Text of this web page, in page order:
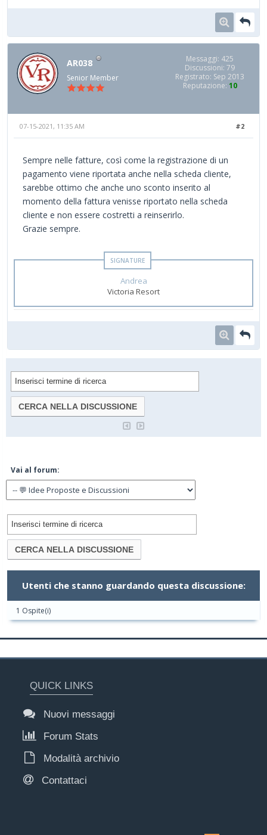
AR038
Senior Member
Messaggi: 425
Discussioni: 79
Registrato: Sep 2013
Reputazione: 10
#2
07-15-2021, 11:35 AM
Sempre nelle fatture, così come la registrazione di un
pagamento viene riportata anche nella scheda cliente,
sarebbe ottimo che anche uno sconto inserito al
momento della fattura venisse riportato nella scheda
cliente e non essere costretti a reinserirlo.
Grazie sempre.
Andrea
Victoria Resort
Vai al forum:
Utenti che stanno guardando questa discussione:
1 Ospite(i)
QUICK LINKS
Nuovi messaggi
Forum Stats
Modalità archivio
Contattaci